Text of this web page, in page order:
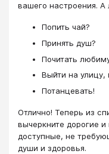
вашего настроения.
Попить чай?
Принять душ?
Почитать
Выйти на
Потанцевать!
Отлично! Теперь из
вычеркните дорогие
доступные, не
души и здоровья.